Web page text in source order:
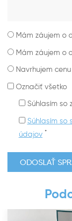
Mám záujem o
Mám záujem o
Navrhujem cenu
Označiť všetko
Súhlasím so
Súhlasím so
údajov *